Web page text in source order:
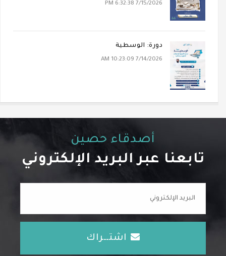
7/15/2026 6:32:38 PM
دورة: الوسطية
7/14/2026 10:23:09 AM
أصدقاء حصين
تابعنا عبر البريد الإلكتروني
اشتــراك